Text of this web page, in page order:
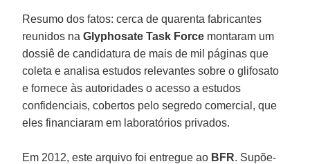
Resumo dos fatos: cerca de quarenta fabricantes
reunidos naGlyphosate Task Force montaram um
dossiê de candidatura de mais de mil páginas que
coleta e analisa estudos relevantes sobre o glifosato
e fornece às autoridades o acesso a estudos
confidenciais, cobertos pelo segredo comercial, que
eles financiaram em laboratórios privados.
Em 2012, este arquivo foi entregue ao BFR. Supõe-